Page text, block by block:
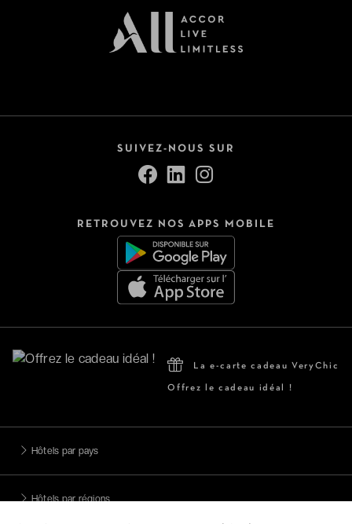
SUIVEZ-NOUS SUR
RETROUVEZ NOS APPS MOBILE
La e-carte cadeau VeryChic
Offrez le cadeau idéal !
Hôtels par pays
Hôtels par régions